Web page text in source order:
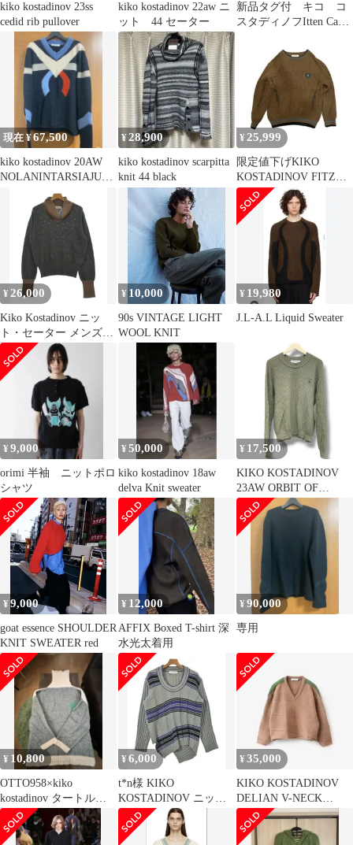
kiko kostadinov 23ss
cedid rib pullover
kiko kostadinov 22aw ニ
ット 44 セーター
新品タグ付 キコ コ
スタディノフItten Cable
現在 ¥67,500
kiko kostadinov 20AW
NOLANINTARSIAJUM
¥28,900
kiko kostadinov scarpitta
knit 44 black
¥ 25,999
限定値下げKIKO
KOSTADINOV FITZ
KNIT JUMPER 46
¥ 26,000
Kiko Kostadinov ニッ
ト・セーター メンズ
【古着】【中古】【送
料無料】
¥ 10,000
90s VINTAGE LIGHT
WOOL KNIT
¥ 19,980
J.L-A.L Liquid Sweater
¥9,000
orimi 半袖 ニットポロ
シャツ
¥50,000
kiko kostadinov 18aw
delva Knit sweater
¥ 17,500
KIKO KOSTADINOV
23AW ORBIT OF
FORGOTTEN DESIRES
SORELLE JUMPER サ
イズ48
¥9,000
goat essence SHOULDER
KNIT SWEATER red
¥ 12,000
AFFIX Boxed T-shirt 深
水光太着用
¥90,000
専用
¥ 10,800
OTTO958×kiko
kostadinov タートルネ
ックニット
¥6,000
t*n様 KIKO
KOSTADINOV ニット
セーター
¥35,000
KIKO KOSTADINOV
DELIAN V-NECK
JUMPER